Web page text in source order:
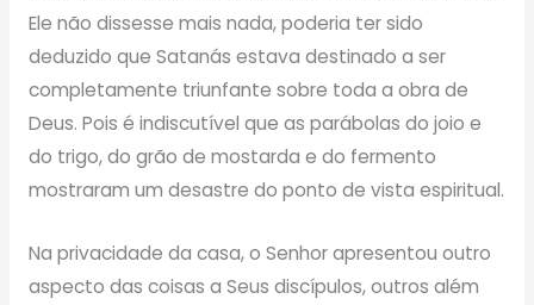
Ele não dissesse mais nada, poderia ter sido
deduzido que Satanás estava destinado a ser
completamente triunfante sobre toda a obra de
Deus. Pois é indiscutível que as parábolas do joio e
do trigo, do grão de mostarda e do fermento
mostraram um desastre do ponto de vista espiritual.
Na privacidade da casa, o Senhor apresentou outro
aspecto das coisas a Seus discípulos, outros além